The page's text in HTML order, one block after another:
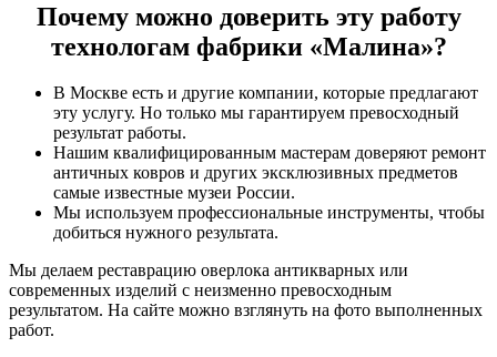
Почему можно доверить эту работу
технологам фабрики «Малина»?
В Москве есть и другие компании, которые предлагают
эту услугу. Но только мы гарантируем превосходный
результат работы.
Нашим квалифицированным мастерам доверяют ремонт
античных ковров и других эксклюзивных предметов
самые известные музеи России.
Мы используем профессиональные инструменты, чтобы
добиться нужного результата.
Мы делаем реставрацию оверлока антикварных или
современных изделий с неизменно превосходным
результатом. На сайте можно взглянуть на фото выполненных
работ.